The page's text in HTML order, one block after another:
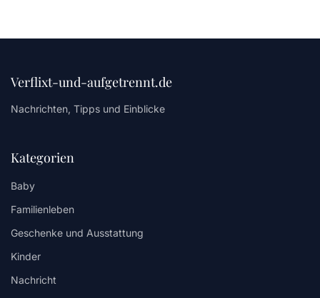
Verflixt-und-aufgetrennt.de
Nachrichten, Tipps und Einblicke
Kategorien
Baby
Familienleben
Geschenke und Ausstattung
Kinder
Nachricht